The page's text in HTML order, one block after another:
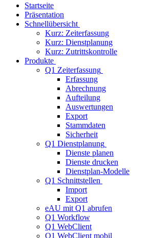
Startseite
Präsentation
Schnellübersicht
Kurz: Zeiterfassung
Kurz: Dienstplanung
Kurz: Zutrittskontrolle
Produkte
Q1 Zeiterfassung
Erfassung
Abrechnung
Aufteilung
Auswertungen
Export
Stammdaten
Sicherheit
Q1 Dienstplanung
Dienste planen
Dienste drucken
Dienstplan-Modelle
Q1 Schnittstellen
Import
Export
eAU mit Q1 abrufen
Q1 Workflow
Q1 WebClient
Q1 WebClient mobil